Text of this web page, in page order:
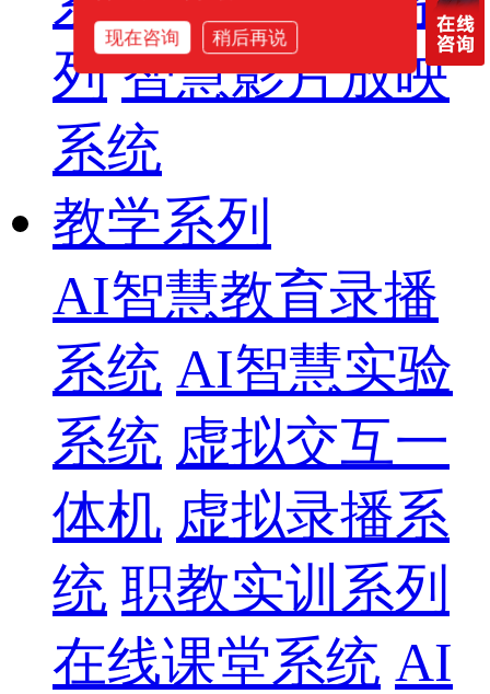
列 智慧影片放映
系统
教学系列
AI智慧教育录播
系统 AI智慧实验
系统 虚拟交互一
体机 虚拟录播系
统 职教实训系列
在线课堂系统 AI
现在咨询 稍后再说